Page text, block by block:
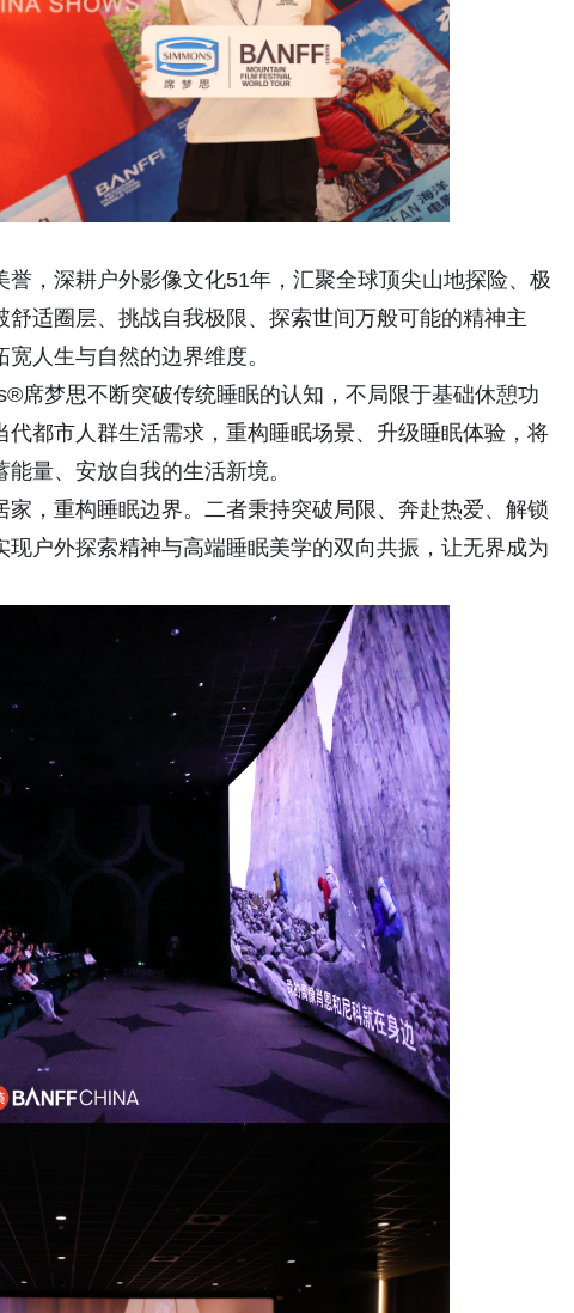
，深耕户外影像文化51年，汇聚全球顶尖山地探险、极
适圈层、挑战自我极限、探索世间万般可能的精神主
人生与自然的边界维度。
席梦思不断突破传统睡眠的认知，不局限于基础休憩功
都市人群生活需求，重构睡眠场景、升级睡眠体验，将
量、安放自我的生活新境。
，重构睡眠边界。二者秉持突破局限、奔赴热爱、解锁
户外探索精神与高端睡眠美学的双向共振，让无界成为